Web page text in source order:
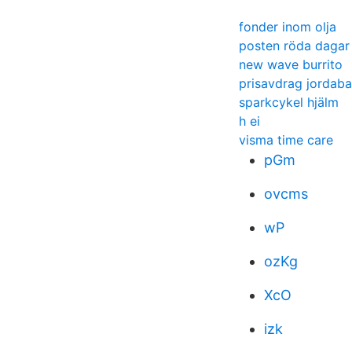
fonder inom olja
posten röda dagar
new wave burrito
prisavdrag
sparkcykel hjälm
h ei
visma time care
pGm
ovcms
wP
ozKg
XcO
izk